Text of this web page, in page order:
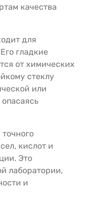
качества
для
гладкие
от химических
стеклу
или
кислот и
Это
лаборатории,
и